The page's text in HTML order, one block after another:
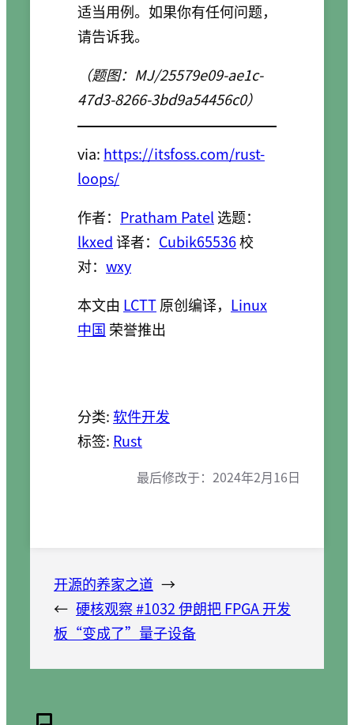
适当用例。如果你有任何问题，
请告诉我。
（题图：MJ/25579e09-ae1c-
47d3-8266-3bd9a54456c0）
via: https://itsfoss.com/rust-
loops/
作者： Pratham Patel选题：
lkxed译者： Cubik65536校
对： wxy
本文由 LCTT原创编译， Linux
中国荣誉推出
分类:软件开发
标签: Rust
最后修改于： 2024年2月16日
开源的养家之道 →
← 硬核观察 #1032 伊朗把 FPGA 开发
板“变成了”量子设备